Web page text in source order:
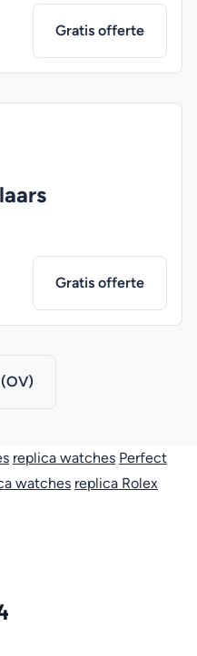
Gratis offerte
Gratis offerte
replica watches Perfect
watches replica Rolex